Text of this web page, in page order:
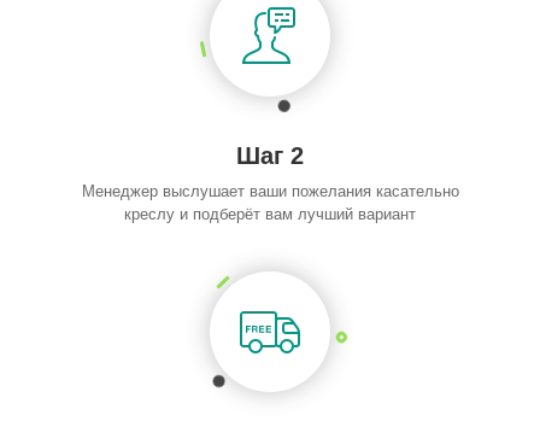
Шаг 2
Менеджер выслушает ваши пожелания касательно
креслу и подберёт вам лучший вариант